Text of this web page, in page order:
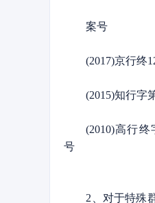
案号
(2017)京行终
(2015)知行字
(2010)高行终
号
2、对于特殊群